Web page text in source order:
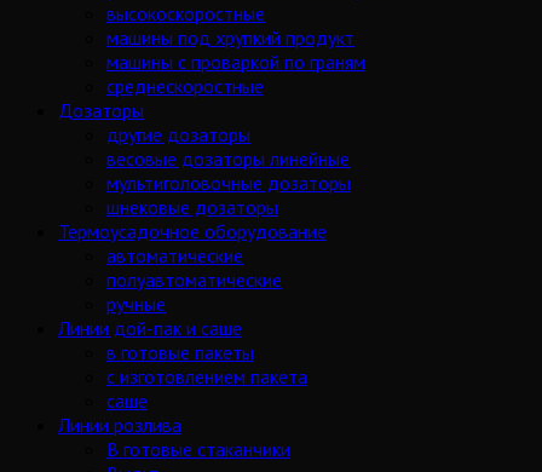
высокоскоростные
машины под хрупкий продукт
машины с проваркой по граням
среднескоростные
Дозаторы
другие дозаторы
весовые дозаторы линейные
мультиголовочные дозаторы
шнековые дозаторы
Термоусадочное оборудование
автоматические
полуавтоматические
ручные
Линии дой-пак и саше
в готовые пакеты
с изготовлением пакета
саше
Линии розлива
В готовые стаканчики